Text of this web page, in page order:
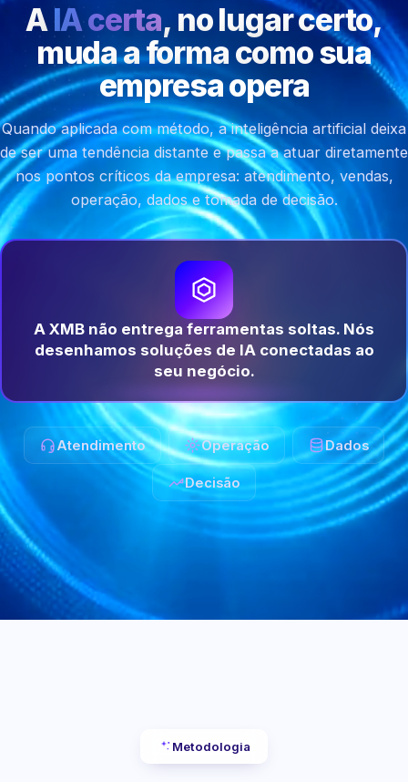
AIA certa, no lugar certo,
muda a forma como sua
empresa opera
Quando aplicada com método, a inteligência artificial deixa
de ser uma tendência distante e passa a atuar diretamente
nos pontos críticos da empresa: atendimento, vendas,
operação, dados e tomada de decisão.
A XMB não entrega ferramentas soltas. Nós
desenhamos soluções de IA conectadas ao
seu negócio.
Atendimento Operação Dados
Decisão
Metodologia